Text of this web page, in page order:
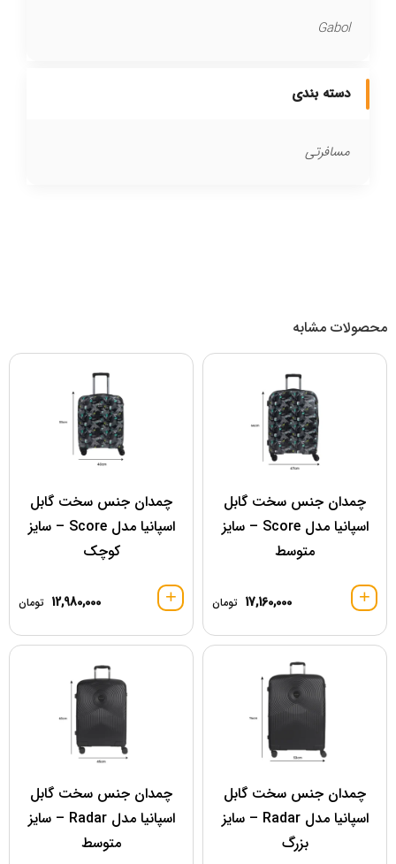
Gabol
دسته بندی
مسافرتی
محصولات مشابه
چمدان جنس سخت گابل
اسپانیا مدل Score – سایز
متوسط
17,160,000 تومان
چمدان جنس سخت گابل
اسپانیا مدل Score – سایز
کوچک
12,980,000 تومان
چمدان جنس سخت گابل
اسپانیا مدل Radar – سایز
بزرگ
چمدان جنس سخت گابل
اسپانیا مدل Radar – سایز
متوسط